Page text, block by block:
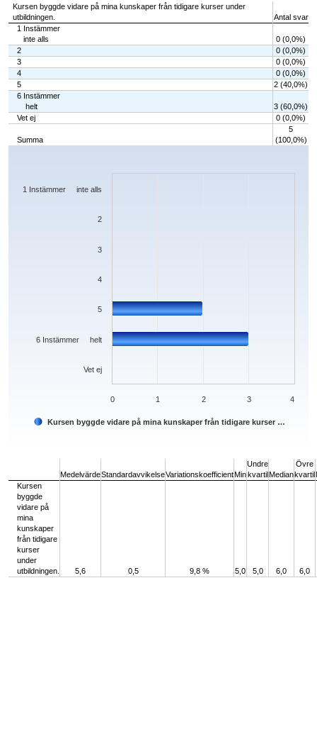
Kursen byggde vidare på mina kunskaper från tidigare kurser under
utbildningen.
Antal svar
1 Instämmer
inte alls
0 (0,0%)
2
0 (0,0%)
3
0 (0,0%)
4
0 (0,0%)
5
2 (40,0%)
6 Instämmer
helt
3 (60,0%)
Vet ej
0 (0,0%)
Summa
5
(100,0%)
Chart
The chart has 1 X axis displaying categories.
Kursen byggde vidare på mina kunskaper från tidigare kurser …
Vet ej
6 Instämmer helt
5
4
3
2
1 Instämmer inte alls
0 1 2 3 4
MedelvärdeStandardavvikelseVariationskoefficientMin
Undre
kvartil Median
Övre
kvartil
Kursen
byggde
vidare på
mina
kunskaper
från tidigare
kurser
under
utbildningen.
5,6 0,5 9,8 % 5,0 5,0 6,0 6,0